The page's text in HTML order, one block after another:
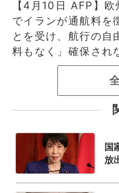
【4月10日 AFP】
でイランが通航料を
とを受け、航行の自
料もなく」確保され
国
放